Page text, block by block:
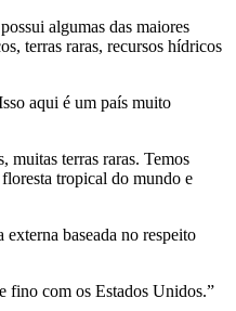
algumas das maiores
terras raras, recursos hídricos
aqui é um país muito
muitas terras raras. Temos
tropical do mundo e
baseada no respeito
fino com os Estados Unidos.”